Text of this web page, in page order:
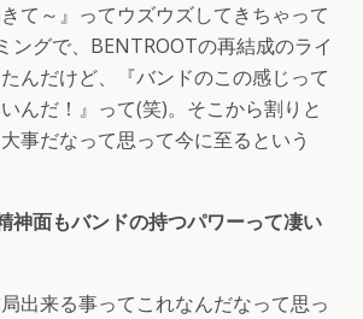
て～』ってウズウズしてきちゃって
ングで、BENTROOTの再結成のライ
んだけど、『バンドのこの感じって
んだ！』って(笑)。そこから割りと
事だなって思って今に至るという
面もバンドの持つパワーって凄い
出来る事ってこれなんだなって思っ